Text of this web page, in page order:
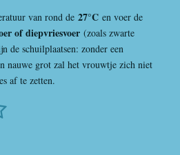
van rond de 27°C en voer de
of diepvriesvoer (zoals zwarte
de schuilplaatsen: zonder een
nauwe grot zal het vrouwtje zich niet
af te zetten.
S